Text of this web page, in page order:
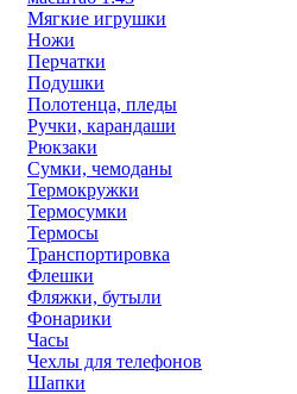
Мягкие игрушки
Ножи
Перчатки
Подушки
Полотенца, пледы
Ручки, карандаши
Рюкзаки
Сумки, чемоданы
Термокружки
Термосумки
Термосы
Транспортировка
Флешки
Фляжки, бутыли
Фонарики
Часы
Чехлы для телефонов
Шапки